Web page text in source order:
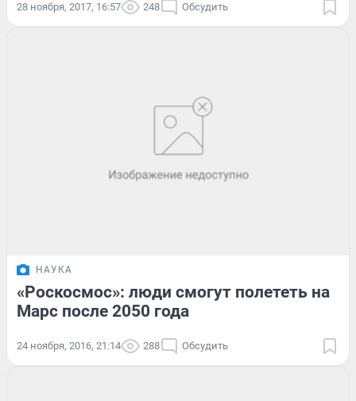
28 ноября, 2017, 16:57 248 Обсудить
НАУКА
«Роскосмос»: люди смогут полететь на
Марс после 2050 года
24 ноября, 2016, 21:14 288 Обсудить